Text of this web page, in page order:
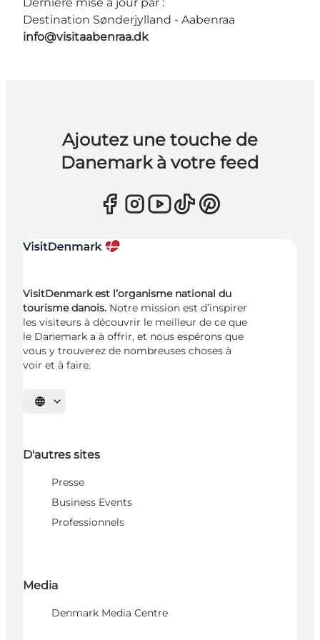
Dernière mise à jour par :
Destination Sønderjylland - Aabenraa
info@visitaabenraa.dk
Ajoutez une touche de
Danemark à votre feed
VisitDenmark est l’organisme national du
tourisme danois. Notre mission est d’inspirer
les visiteurs à découvrir le meilleur de ce que
le Danemark a à offrir, et nous espérons que
vous y trouverez de nombreuses choses à
voir et à faire.
Choisissez la langue
D'autres sites
Presse
Business Events
Professionnels
Media
Denmark Media Centre